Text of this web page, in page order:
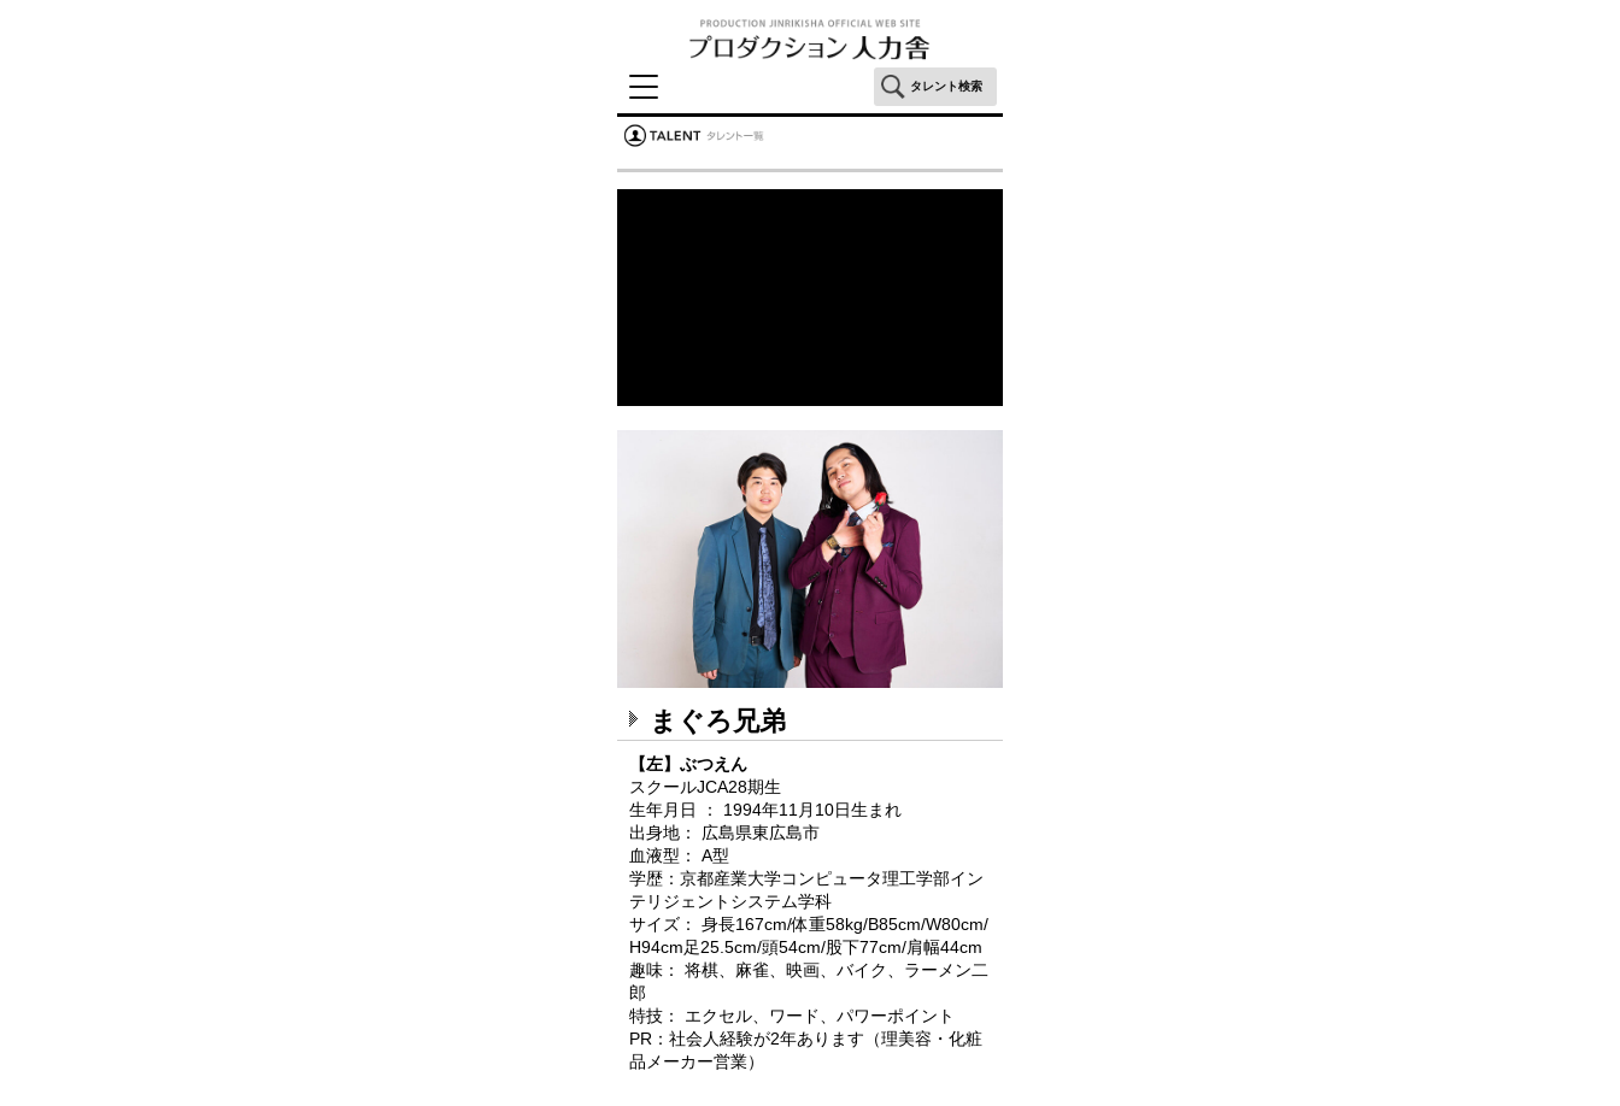
タレント検索
まぐろ兄弟
【左】ぶつえん
スクールJCA28期生
生年月日 ： 1994年11月10日生まれ
出身地： 広島県東広島市
血液型： A型
学歴：京都産業大学コンピュータ理工学部イン
テリジェントシステム学科
サイズ： 身長167cm/体重58kg/B85cm/W80cm/
H94cm足25.5cm/頭54cm/股下77cm/肩幅44cm
趣味： 将棋、麻雀、映画、バイク、ラーメン二
郎
特技： エクセル、ワード、パワーポイント
PR：社会人経験が2年あります（理美容・化粧
品メーカー営業）